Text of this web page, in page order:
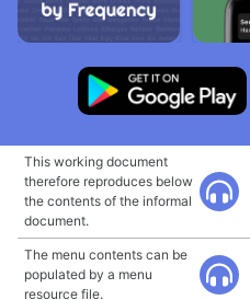
This working document
therefore reproduces below
the contents of the informal
document.
The menu contents can be
populated by a menu
resource file.